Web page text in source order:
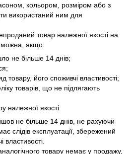
кольором, розміром або з
використаний ним для
товар належної якості на
можна, якщо:
не більше 14 днів;
товару, його споживчі властивості;
товарів, що не підлягають
належної якості:
не більше 14 днів, не рахуючи
слідів експлуатації, збережений
властивості.
товару немає у продажу,